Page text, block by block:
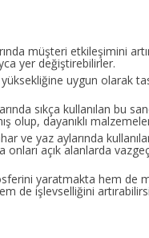
müşteri etkileşimini
yer değiştirebilirler.
yüksekliğine uygun olarak
sıkça kullanılan bu
olup, dayanıklı
ve yaz aylarında
onları açık alanlarda
yaratmakta hem de
de işlevselliğini